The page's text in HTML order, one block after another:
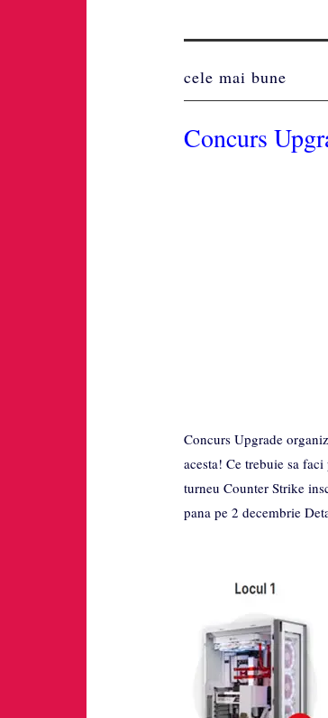
cele mai bune
Concurs
Concurs Upgrade
acesta! Ce trebuie sa
turneu Counter Strike
pana pe 2 decembrie